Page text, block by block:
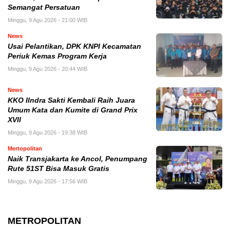
Semangat Persatuan
Minggu, 9 Agu 2026 - 21:00 WIB
News
Usai Pelantikan, DPK KNPI Kecamatan
Periuk Kemas Program Kerja
Minggu, 9 Agu 2026 - 20:44 WIB
News
KKO IIndra Sakti Kembali Raih Juara
Umum Kata dan Kumite di Grand Prix
XVII
Minggu, 9 Agu 2026 - 19:38 WIB
Mertopolitan
Naik Transjakarta ke Ancol, Penumpang
Rute 51ST Bisa Masuk Gratis
Minggu, 9 Agu 2026 - 17:56 WIB
METROPOLITAN